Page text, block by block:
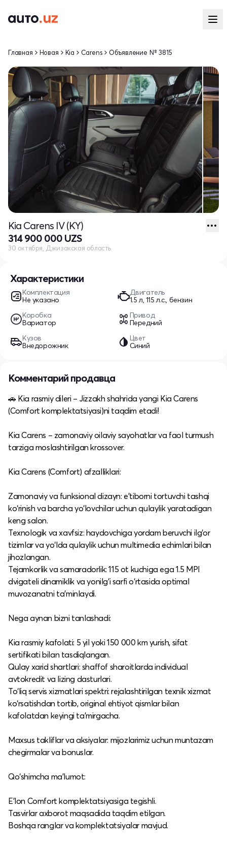
Характеристики
Комплектация
Не указано
Двигатель
1.5 л, 115 л.с., бензин
Коробка
Вариатор
Привод
Передний
Кузов
Внедорожник
Цвет
Синий
Главная Новая Kia Carens Объявление № 3815
Kia Carens IV (KY)
314 900 000 UZS
30 октября, Джизакская область
Комментарий продавца
🚗 Kia rasmiy dileri – Jizzakh shahrida yangi Kia Carens
(Comfort komplektatsiyasi)ni taqdim etadi!
Kia Carens – zamonaviy oilaviy sayohatlar va faol turmush
tarziga moslashtirilgan krossover.
Kia Carens (Comfort) afzalliklari:
Zamonaviy va funksional dizayn: e’tiborni tortuvchi tashqi
ko‘rinish va barcha yo‘lovchilar uchun qulaylik yaratadigan
keng salon.​
Texnologik va xavfsiz: haydovchiga yordam beruvchi ilg‘or
tizimlar va yo‘lda qulaylik uchun multimedia echimlari bilan
jihozlangan.​
Tejamkorlik va samaradorlik: 115 ot kuchiga ega 1.5 MPI
dvigateli dinamiklik va yonilg‘i sarfi o‘rtasida optimal
muvozanatni ta’minlaydi.​
Nega aynan bizni tanlashadi:
Kia rasmiy kafolati: 5 yil yoki 150 000 km yurish, sifat
sertifikati bilan tasdiqlangan.​
Qulay xarid shartlari: shaffof sharoitlarda individual
avtokredit va lizing dasturlari.​
To‘liq servis xizmatlari spektri: rejalashtirilgan texnik xizmat
ko‘rsatishdan tortib, original ehtiyot qismlar bilan
kafolatdan keyingi ta’mirgacha.​
Maxsus takliflar va aksiyalar: mijozlarimiz uchun muntazam
chegirmalar va bonuslar.​
Qo‘shimcha ma’lumot:
E’lon Comfort komplektatsiyasiga tegishli.​
Tasvirlar axborot maqsadida taqdim etilgan.​
Boshqa ranglar va komplektatsiyalar mavjud.​